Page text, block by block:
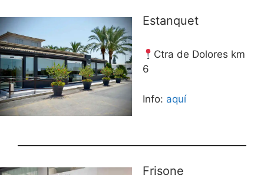
Estanquet
Ctra de Dolores km
6
Info: aquí
Frisone